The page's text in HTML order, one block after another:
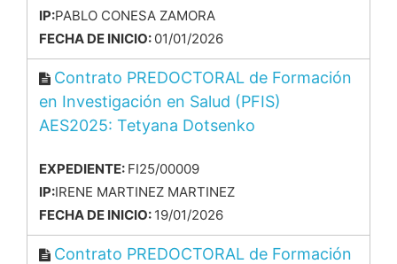
IP:PABLO CONESA ZAMORA
FECHA DE INICIO: 01/01/2026
Contrato PREDOCTORAL de Formación
en Investigación en Salud (PFIS)
AES2025: Tetyana Dotsenko
EXPEDIENTE: FI25/00009
IP:IRENE MARTINEZ MARTINEZ
FECHA DE INICIO: 19/01/2026
Contrato PREDOCTORAL de Formación